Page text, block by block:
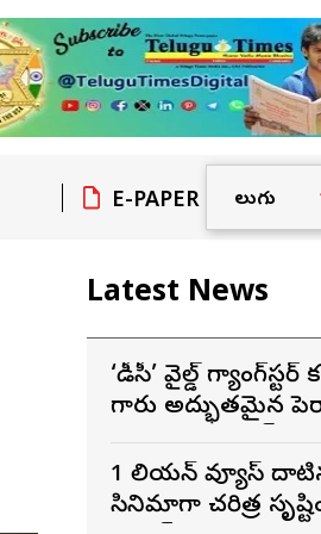
E-PAPER
Latest News
‘డీసీ’ వైల్డ్
గారు అద్భుతమైన
1 బిలియన్ వ్యూస్
సినిమాగా చరిత్ర